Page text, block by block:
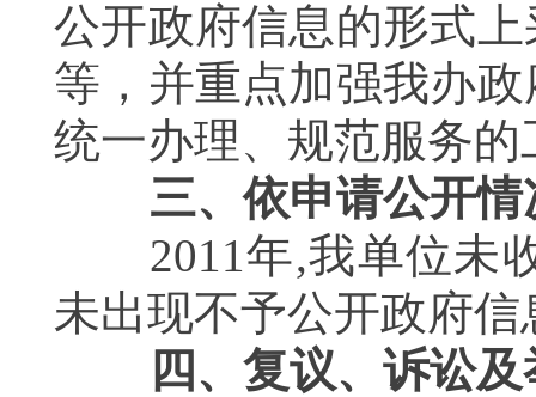
公开政府信息的形式
等，并重点加强我办
统一办理、规范服务
三、依申请公开情
2011年,我单位未
未出现不予公开政府信
四、复议、诉讼